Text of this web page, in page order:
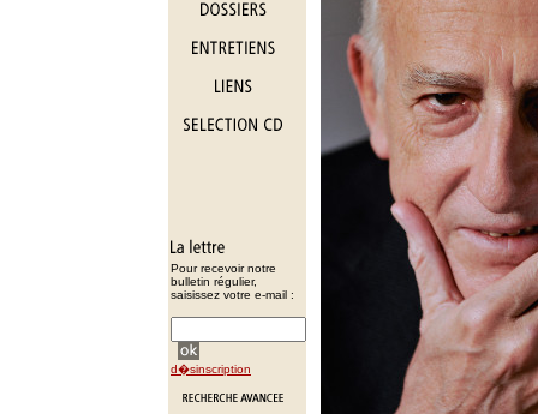
Pour recevoir notre
bulletin régulier,
saisissez votre e-mail :
d�sinscription